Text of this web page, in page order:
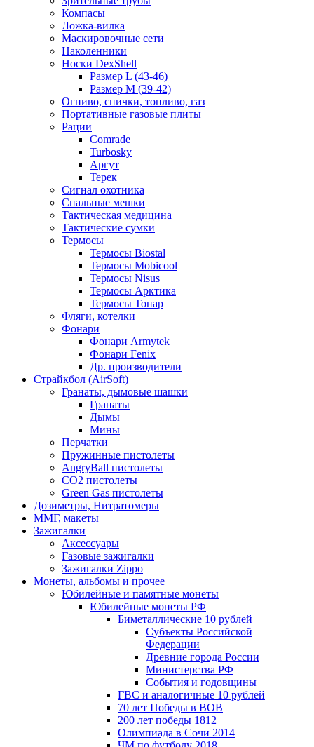
Компасы
Ложка-вилка
Маскировочные сети
Наколенники
Носки DexShell
Размер L (43-46)
Размер M (39-42)
Огниво, спички, топливо, газ
Портативные газовые плиты
Рации
Comrade
Turbosky
Аргут
Терек
Сигнал охотника
Спальные мешки
Тактическая медицина
Тактические сумки
Термосы
Термосы Biostal
Термосы Mobicool
Термосы Nisus
Термосы Арктика
Термосы Тонар
Фляги, котелки
Фонари
Фонари Armytek
Фонари Fenix
Др. производители
Страйкбол (AirSoft)
Гранаты, дымовые шашки
Гранаты
Дымы
Мины
Перчатки
Пружинные пистолеты
AngryBall пистолеты
CO2 пистолеты
Green Gas пистолеты
Дозиметры, Нитратомеры
ММГ, макеты
Зажигалки
Аксессуары
Газовые зажигалки
Зажигалки Zippo
Монеты, альбомы и прочее
Юбилейные и памятные монеты
Юбилейные монеты РФ
Биметаллические 10 рублей
Субъекты Российской
Федерации
Древние города России
Министерства РФ
События и годовщины
ГВС и аналогичные 10 рублей
70 лет Победы в ВОВ
200 лет победы 1812
Олимпиада в Сочи 2014